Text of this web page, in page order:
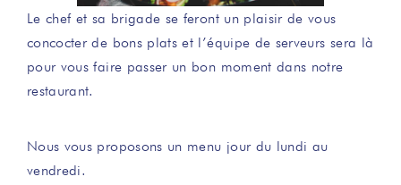
Le chef et sa brigade se feront un plaisir de vous
concocter de bons plats et l’équipe de serveurs sera là
pour vous faire passer un bon moment dans notre
restaurant.
Nous vous proposons un menu jour du lundi au
vendredi.